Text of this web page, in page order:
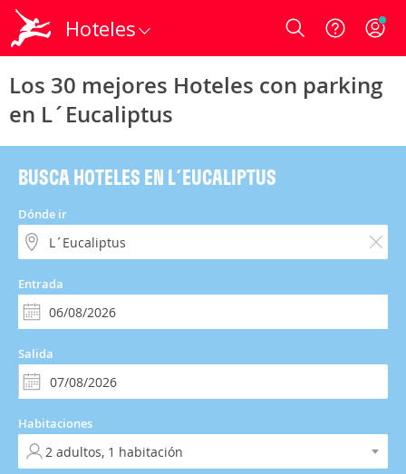
Hoteles Login
Los 30 mejores Hoteles con parking
en L´Eucaliptus
BUSCA HOTELES EN L´EUCALIPTUS
Dónde ir
Entrada
Salida
Habitaciones